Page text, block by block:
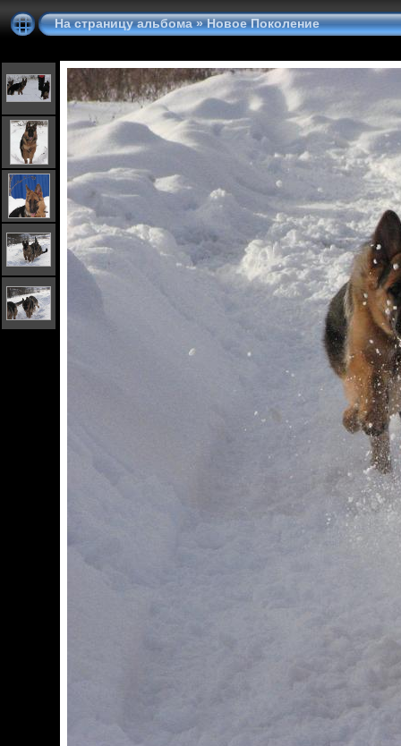
На страницу альбома»Новое Поколение